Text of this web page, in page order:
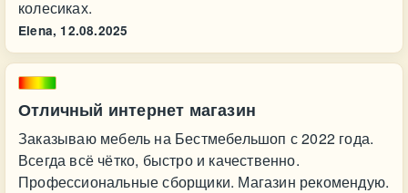
колесиках.
Elena, 12.08.2025
Отличный интернет магазин
Заказываю мебель на Бестмебельшоп с 2022 года.
Всегда всё чётко, быстро и качественно.
Профессиональные сборщики. Магазин рекомендую.